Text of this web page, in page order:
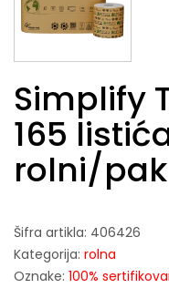
Simplify
165
rolni/
Šifra artikla: 406426
Kategorija: rolna
Oznake: 100%